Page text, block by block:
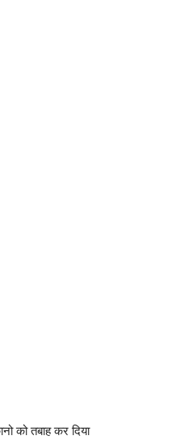
को तबाह कर दिया